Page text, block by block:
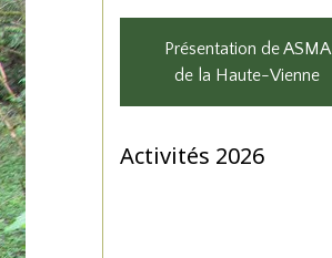
Présentation de ASMA
de la Haute-Vienne
Activités 2026